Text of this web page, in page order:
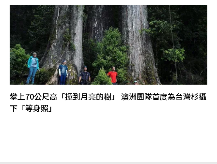
攀上70公尺高「撞到月亮的樹」 澳洲團隊首度為台灣杉攝
下「等身照」